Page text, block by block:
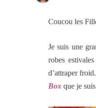
Coucou les
Je suis une
robes
d’attraper
Boxque je